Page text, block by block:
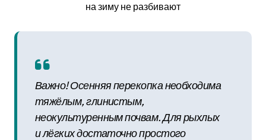
на зиму не разбивают
Важно! Осенняя перекопка необходима
тяжёлым, глинистым,
неокультуренным почвам. Для рыхлых
и лёгких достаточно простого